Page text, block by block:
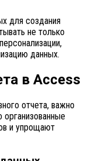
для создания
не только
данных.
в Access
отчета, важно
и упрощают